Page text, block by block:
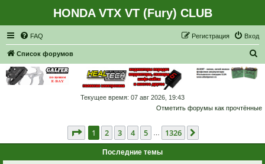
HONDA VTX VT (Fury) CLUB
FAQ Вход
Регистрация
Список форумов
к
Текущее время: 07 авг 2026, 19:43
Отметить форумы как прочтённые
Страница из 1326
1 2 3 4 5 1326
Последние темы